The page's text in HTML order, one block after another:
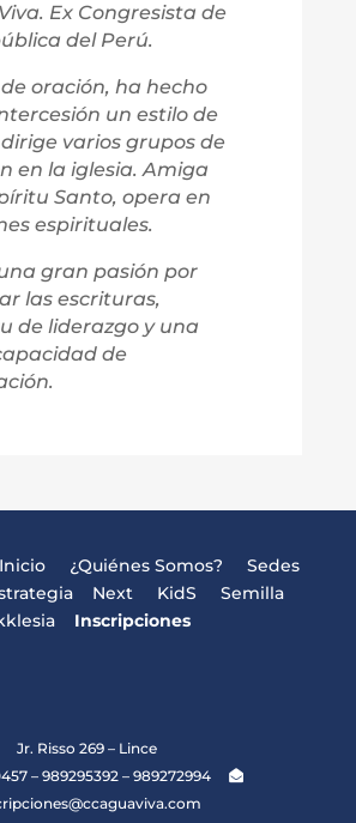
Ex Congresista de
del Perú.
oración, ha hecho
un estilo de
varios grupos de
en la iglesia. Amiga
Santo, opera en
espirituales.
gran pasión por
las escrituras,
de liderazgo y una
de
Inicio ¿Quiénes Somos? Sedes
Next KidS
Semilla
Inscripciones
Jr. Risso 269 – Lince
– 989295392 – 989272994